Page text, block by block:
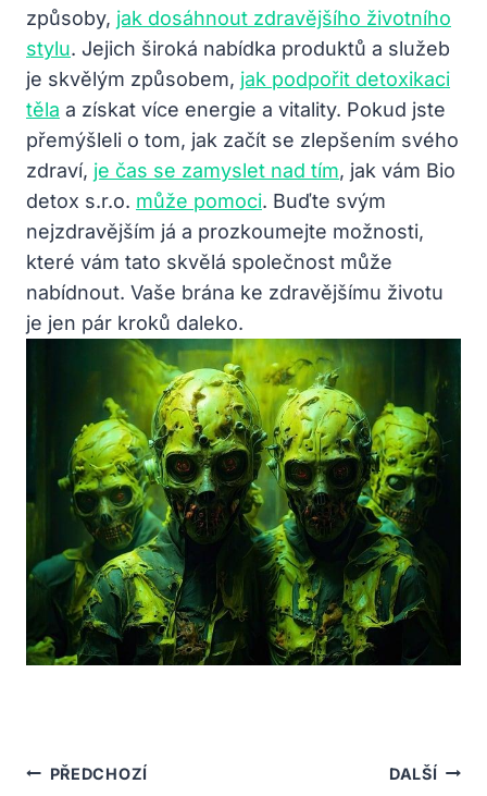
způsoby, jak dosáhnout zdravějšího životního
stylu. Jejich široká nabídka produktů a služeb
je skvělým způsobem, jak podpořit detoxikaci
těla a získat více energie a vitality. Pokud jste
přemýšleli o tom, jak začít se zlepšením svého
zdraví, je čas se zamyslet nad tím, jak vám Bio
detox s.r.o. může pomoci. Buďte svým
nejzdravějším já a prozkoumejte možnosti,
které vám tato skvělá společnost může
nabídnout. Vaše brána ke zdravějšímu životu
je jen pár kroků daleko.
Navigace
PŘEDCHOZÍ DALŠÍ